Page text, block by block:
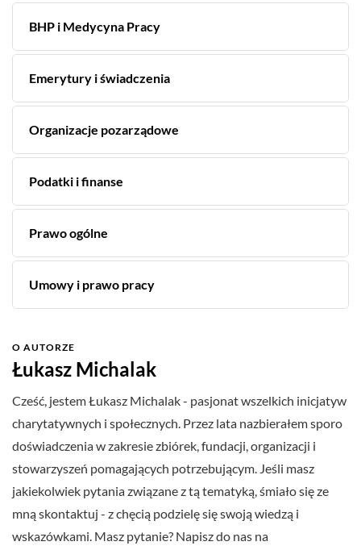
BHP i Medycyna Pracy
Emerytury i świadczenia
Organizacje pozarządowe
Podatki i finanse
Prawo ogólne
Umowy i prawo pracy
O AUTORZE
Łukasz Michalak
Cześć, jestem Łukasz Michalak - pasjonat wszelkich inicjatyw
charytatywnych i społecznych. Przez lata nazbierałem sporo
doświadczenia w zakresie zbiórek, fundacji, organizacji i
stowarzyszeń pomagających potrzebującym. Jeśli masz
jakiekolwiek pytania związane z tą tematyką, śmiało się ze
mną skontaktuj - z chęcią podzielę się swoją wiedzą i
wskazówkami. Masz pytanie? Napisz do nas na